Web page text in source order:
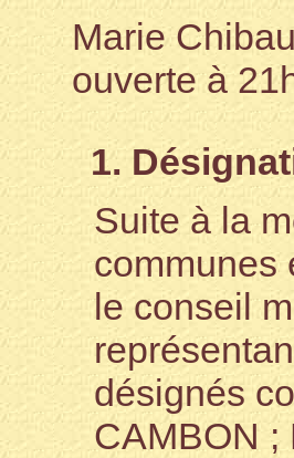
Marie
ouverte à
1.
Suite à la
communes
le conseil
désignés
CAMBON ;